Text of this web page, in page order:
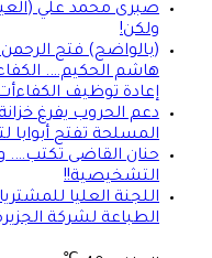
صبرى محمد علي
ولكن!
(بالواضح) فتح
هاشم الحكيم….
إعادة توظيف
دعم الحروب يفرغ
المسلحة تفتح أبوابا
حنان القاضى تكتب….
التشخيصية!!
اللجنة العليا
الطباعة لشركة